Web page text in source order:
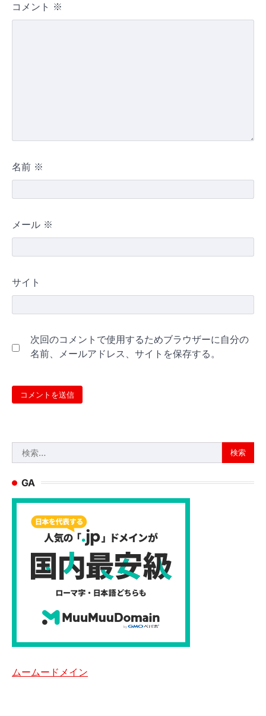
コメント ※
名前 ※
メール ※
サイト
次回のコメントで使用するためブラウザーに自分の
名前、メールアドレス、サイトを保存する。
索:
GA
ムームードメイン